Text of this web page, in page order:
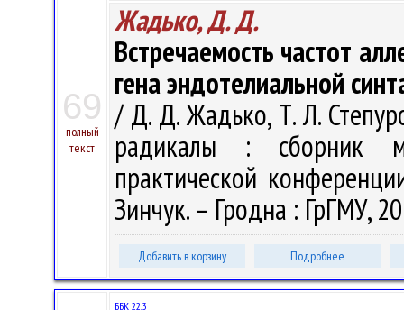
69
полный
текст
Жадько, Д. Д.
Встречаемость частот
гена эндотелиальной
/ Д. Д. Жадько, Т. Л.
радикалы : сборник
практической
Зинчук. – Гродна : ГрГМУ,
Добавить в корзину Подробнее
ББК 22.3